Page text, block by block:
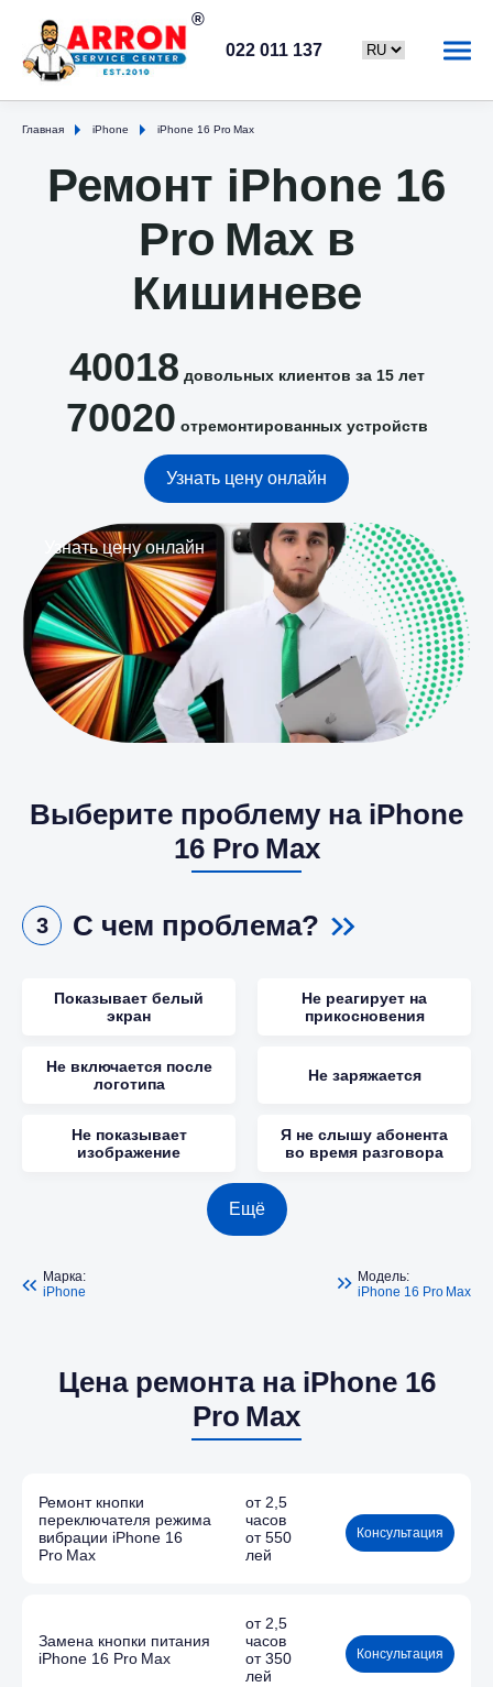
022 011 137
Главная iPhone iPhone 16 Pro Max
Ремонт iPhone 16
Pro Max в
Кишиневе
40018 довольных клиентов за 15 лет
70020 отремонтированных устройств
Узнать цену онлайн
Узнать цену онлайн
Выберите проблему на iPhone
16 Pro Max
3 С чем проблема?
Показывает белый
экран
Не реагирует на
прикосновения
Не включается после
логотипа
Не заряжается
Не показывает
изображение
Я не слышу абонента
во время разговора
Ещё
Марка:
iPhone
Модель:
iPhone 16 Pro Max
Цена ремонта на iPhone 16
Pro Max
Ремонт кнопки
переключателя режима
вибрации iPhone 16
Pro Max
от 2,5
часов
от 550
лей
Консультация
Замена кнопки питания
iPhone 16 Pro Max
от 2,5
часов
от 350
лей
Консультация